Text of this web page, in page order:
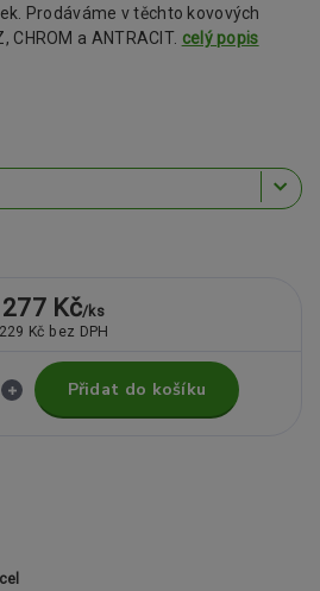
Prodáváme v těchto kovových
CHROM a ANTRACIT. celý popis
277 Kč/ks
229 Kč bez DPH
Přidat do košíku